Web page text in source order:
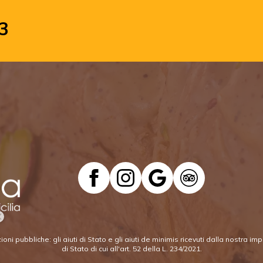
pubbliche: gli aiuti di Stato e gli aiuti de minimis ricevuti dalla nostra
di Stato di cui all'art. 52 della L. 234/2021.